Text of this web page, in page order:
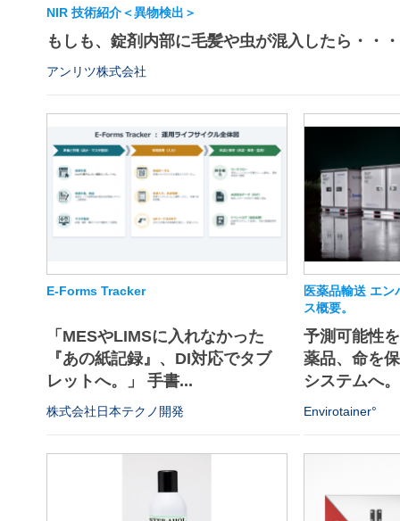
NIR 技術紹介＜異物検出＞
もしも、錠剤内部に毛髪や虫が混入したら・・・
アンリツ株式会社
E-Forms Tracker
「MESやLIMSに入れなかった
『あの紙記録』、DI対応でタブ
レットへ。」 手書...
株式会社日本テクノ開発
医薬品輸送 エン
ス概要。
予測可能性
薬品、命を
システムへ。
Envirotainer°